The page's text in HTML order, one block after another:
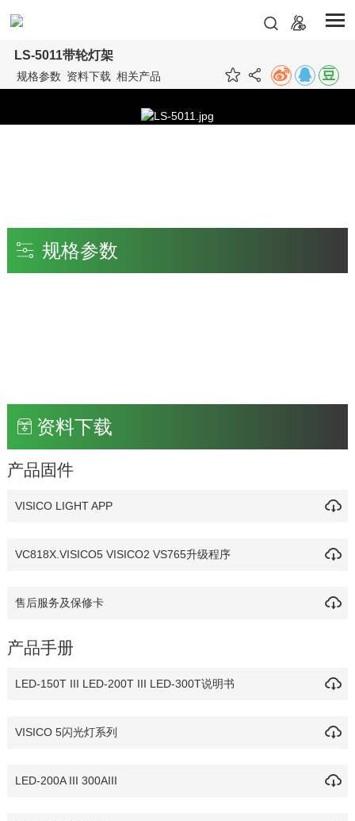
LS-5011带轮灯架
规格参数 资料下载 相关产品
规格参数
资料下载
产品固件
VISICO LIGHT APP
VC818X.VISICO5 VISICO2 VS765升级程序
售后服务及保修卡
产品手册
LED-150T III LED-200T III LED-300T说明书
VISICO 5闪光灯系列
LED-200A III 300AIII